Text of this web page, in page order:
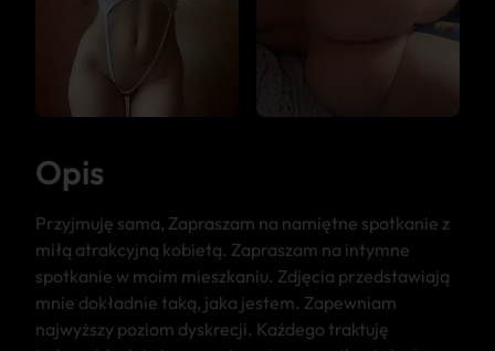
Opis
Przyjmuję sama, Zapraszam na namiętne spotkanie z
miłą atrakcyjną kobietą. Zapraszam na intymne
spotkanie w moim mieszkaniu. Zdjęcia przedstawiają
mnie dokładnie taką, jaka jestem. Zapewniam
najwyższy poziom dyskrecji. Każdego traktuję